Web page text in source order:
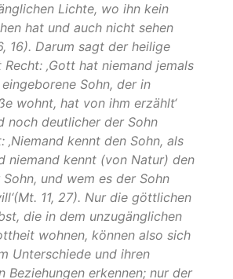
Lichte, wo ihn kein
hat und auch nicht sehen
16). Darum sagt der heilige
‚Gott hat niemand jemals
Sohn, der in
wohnt, hat von ihm erzählt‘
noch deutlicher der Sohn
‚Niemand kennt den Sohn, als
niemand kennt (von Natur) den
Sohn, und wem es der Sohn
11, 27). Nur die göttlichen
die in dem unzugänglichen
wohnen, können also sich
Unterschiede und ihren
Beziehungen erkennen; nur der